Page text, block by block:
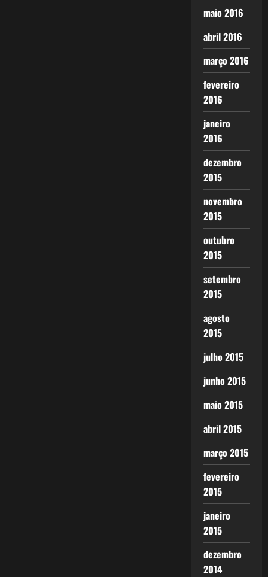
maio 2016
abril 2016
março 2016
fevereiro
2016
janeiro
2016
dezembro
2015
novembro
2015
outubro
2015
setembro
2015
agosto
2015
julho 2015
junho 2015
maio 2015
abril 2015
março 2015
fevereiro
2015
janeiro
2015
dezembro
2014